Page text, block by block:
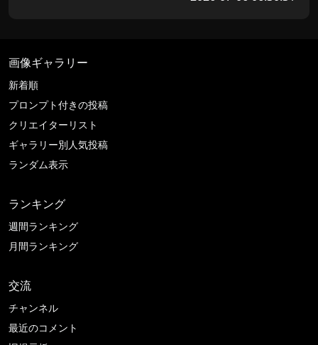
画像ギャラリー
新着順
プロンプト付きの投稿
クリエイターリスト
ギャラリー別人気投稿
ランダム表示
ランキング
週間ランキング
月間ランキング
交流
チャンネル
最近のコメント